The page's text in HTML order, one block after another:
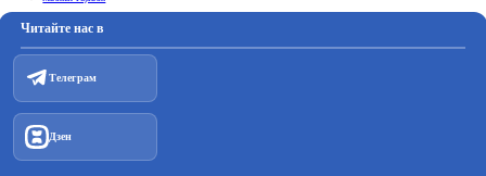
Читайте нас в
Телеграм
Дзен